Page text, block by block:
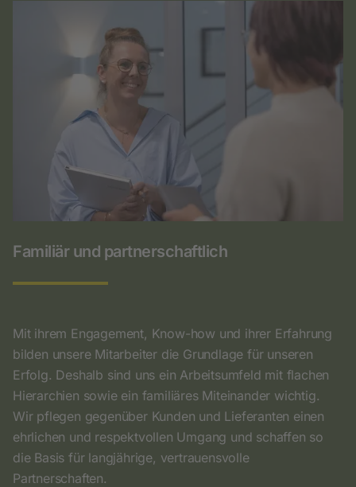
Familiär und partnerschaftlich
Mit ihrem Engagement, Know-how und ihrer Erfahrung
bilden unsere Mitarbeiter die Grundlage für unseren
Erfolg. Deshalb sind uns ein Arbeitsumfeld mit flachen
Hierarchien sowie ein familiäres Miteinander wichtig.
Wir pflegen gegenüber Kunden und Lieferanten einen
ehrlichen und respektvollen Umgang und schaffen so
die Basis für langjährige, vertrauensvolle
Partnerschaften.